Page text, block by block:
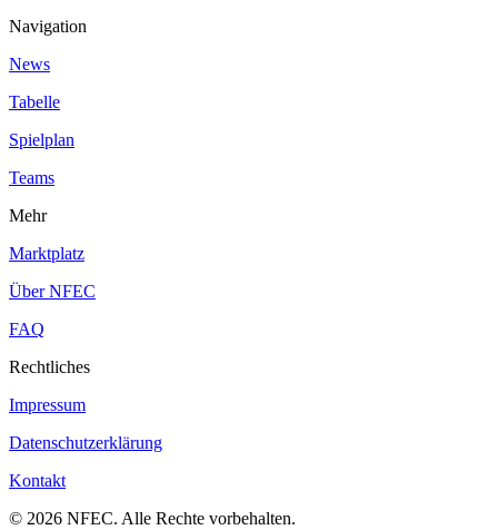
Navigation
News
Tabelle
Spielplan
Teams
Mehr
Marktplatz
Über NFEC
FAQ
Rechtliches
Impressum
Datenschutzerklärung
Kontakt
© 2026 NFEC. Alle Rechte vorbehalten.